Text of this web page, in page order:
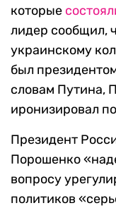
которые
лидер сообщил,
украинскому
был
словам Путина,
иронизировал
Президент
Порошенко
вопросу
политиков